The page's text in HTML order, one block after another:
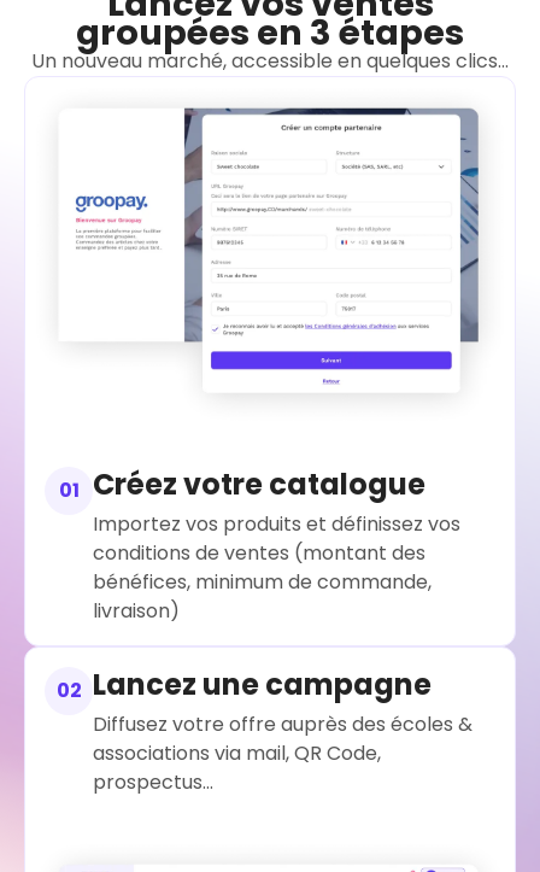
groupées en 3 étapes
Un nouveau marché, accessible en quelques clics...
01 Créez votre catalogue
Importez vos produits et définissez vos
conditions de ventes (montant des
bénéfices, minimum de commande,
livraison)
02 Lancez une campagne
Diffusez votre offre auprès des écoles &
associations via mail, QR Code,
prospectus...